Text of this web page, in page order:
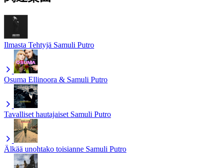
Ilmasta Tehtyjä Samuli Putro
Osuma Ellinoora & Samuli Putro
Tavalliset hautajaiset Samuli Putro
Älkää unohtako toisianne Samuli Putro